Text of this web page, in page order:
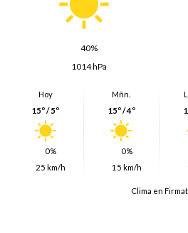
40%
1014 hPa
Hoy
15º / 5º
0%
25 km/h
Mñn.
15º / 4º
0%
15 km/h
Clima en Firmat